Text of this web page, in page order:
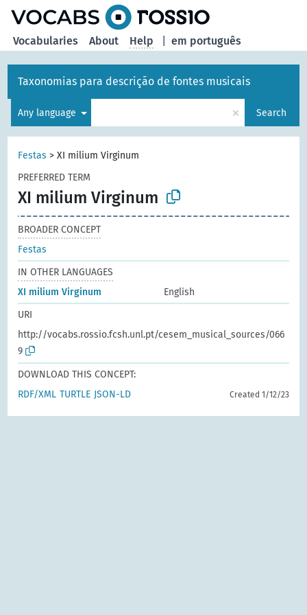
em português
Vocabularies About Help
Taxonomias para descrição de fontes musicais
Any language × Search
Festas >XI milium Virginum
PREFERRED TERM
XI milium Virginum
BROADER CONCEPT
Festas
IN OTHER LANGUAGES
XI milium Virginum
English
URI
http://vocabs.rossio.fcsh.unl.pt/cesem_musical_sources/066
9
DOWNLOAD THIS CONCEPT:
RDF/XML TURTLE JSON-LD Created 1/12/23